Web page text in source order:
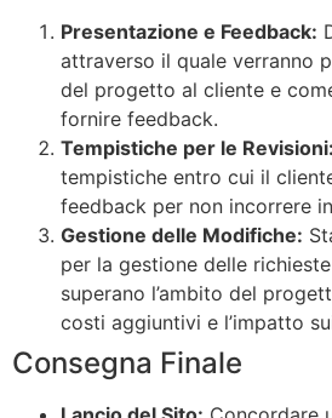
Presentazione e Feedback:
attraverso il quale verranno
del progetto al cliente e
fornire feedback.
Tempistiche per le Revisioni:
tempistiche entro cui il
feedback per non incorrere
Gestione delle Modifiche:
per la gestione delle
superano l’ambito del
costi aggiuntivi e l’impatto
Consegna Finale